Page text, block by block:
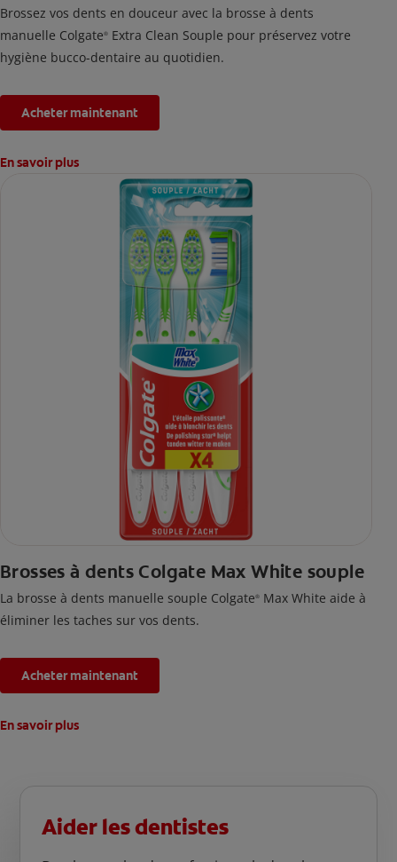
Brossez vos dents en douceur avec la brosse à dents
manuelle Colgate® Extra Clean Souple pour préservez votre
hygiène bucco-dentaire au quotidien.
Acheter maintenant
En savoir plus
Brosses à dents Colgate Max White souple
La brosse à dents manuelle souple Colgate® Max White aide à
éliminer les taches sur vos dents.
Acheter maintenant
En savoir plus
Aider les dentistes